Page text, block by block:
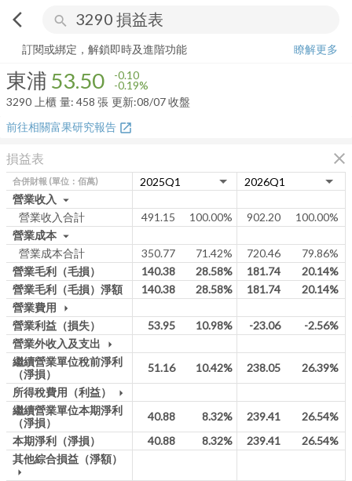
arrow_back_ios search
東浦 53.50-0.19%
訂閱或綁定，解鎖即時及進階功能
瞭解更多
東浦 53.50 -0.10
-0.19%
3290 上櫃 量: 458 張 更新:08/07 收盤
前往相關富果研究報告 open_in_new
損益表 close
合併財報 (單位：佰萬)
營業收入 arrow_drop_down
營業收入合計 491.15 100.00% 902.20
100.00%
營業成本 arrow_drop_down
營業成本合計 350.77 71.42% 720.46
79.86%
營業毛利（毛損）
140.38 28.58% 181.74
20.14%
營業毛利（毛損）淨額
140.38 28.58% 181.74
20.14%
營業費用
arrow_drop_down
營業利益（損失） 53.95 10.98% -23.06
-2.56%
營業外收入及支出
arrow_drop_down
繼續營業單位稅前淨利
（淨損）
51.16 10.42% 238.05
26.39%
所得稅費用（利益）
arrow_drop_down
繼續營業單位本期淨利
（淨損）
40.88 8.32% 239.41
26.54%
本期淨利（淨損）
40.88 8.32% 239.41
26.54%
其他綜合損益（淨額）
arrow_drop_down